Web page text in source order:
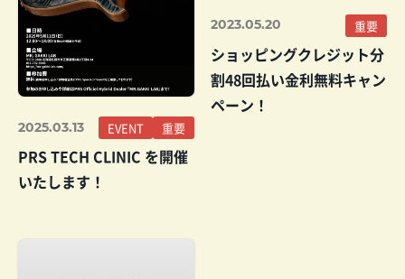
2025.03.13 EVENT 重要
PRS TECH CLINIC を開催
いたします！
2023.05.20 重要
ショッピングクレジット分
割48回払い金利無料キャン
ペーン！